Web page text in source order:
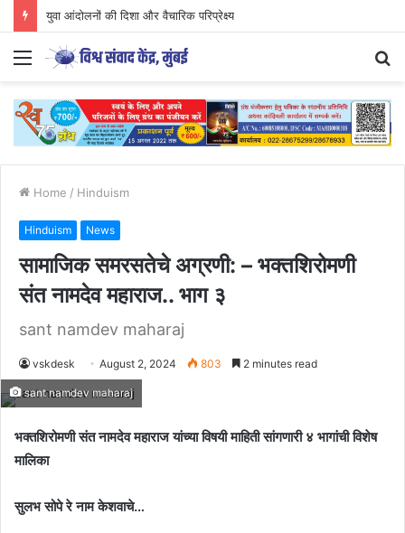
युवा आंदोलनों की दिशा और वैचारिक परिप्रेक्ष्य
Menu
Home / Hinduism
Hinduism News
सामाजिक समरसतेचे अग्रणी: – भक्तशिरोमणी
संत नामदेव महाराज.. भाग ३
sant namdev maharaj
vskdesk August 2, 2024 803 2 minutes read
sant namdev maharaj
भक्तशिरोमणी संत नामदेव महाराज यांच्या विषयी माहिती सांगणारी ४ भागांची विशेष
मालिका
सुलभ सोपे रे नाम केशवाचे…